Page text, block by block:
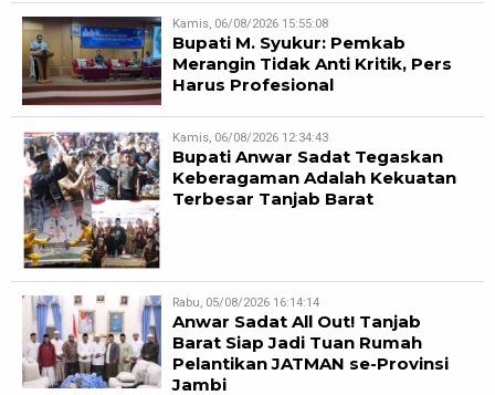
Kamis, 06/08/2026 15:55:08
Bupati M. Syukur: Pemkab
Merangin Tidak Anti Kritik, Pers
Harus Profesional
Kamis, 06/08/2026 12:34:43
Bupati Anwar Sadat Tegaskan
Keberagaman Adalah Kekuatan
Terbesar Tanjab Barat
Rabu, 05/08/2026 16:14:14
Anwar Sadat All Out! Tanjab
Barat Siap Jadi Tuan Rumah
Pelantikan JATMAN se-Provinsi
Jambi